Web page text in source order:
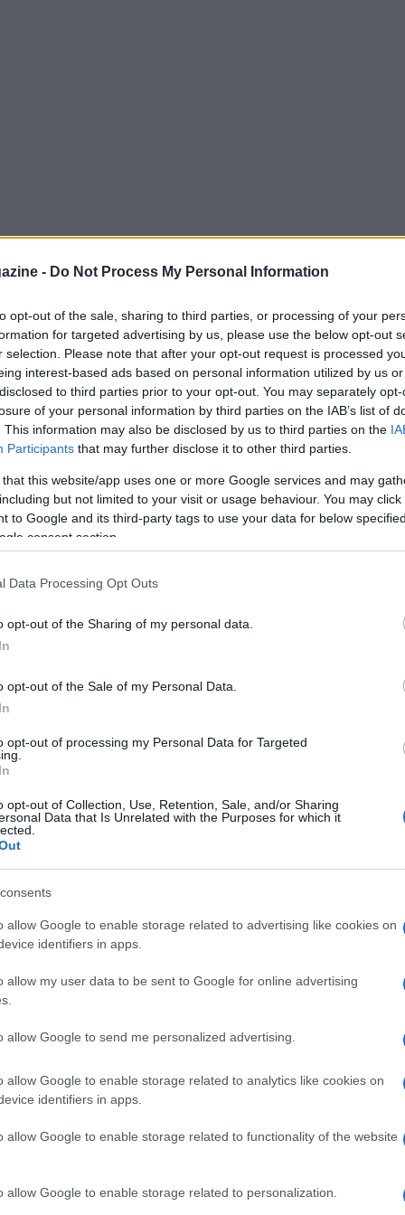
- Do Not Process My Personal Information
opt-out of the sale, sharing to third parties, or processing of your
for targeted advertising by us, please use the below opt-out
selection. Please note that after your opt-out request is processed
interest-based ads based on personal information utilized by us
to third parties prior to your opt-out. You may separately
of your personal information by third parties on the IAB’s list of
This information may also be disclosed by us to third parties on the
Participants that may further disclose it to other third parties.
that this website/app uses one or more Google services and may
but not limited to your visit or usage behaviour. You may
to Google and its third-party tags to use your data for below
consent section.
Data Processing Opt Outs
opt-out of the Sharing of my personal data.
opt-out of the Sale of my Personal Data.
opt-out of processing my Personal Data for Targeted
opt-out of Collection, Use, Retention, Sale, and/or Sharing
Data that Is Unrelated with the Purposes for which it
allow Google to enable storage related to advertising like cookies on
identifiers in apps.
allow my user data to be sent to Google for online advertising
allow Google to send me personalized advertising.
allow Google to enable storage related to analytics like cookies on
identifiers in apps.
allow Google to enable storage related to functionality of the website
allow Google to enable storage related to personalization.
propone tre confronti a eliminazione
ai quarti:Inghilterracontro DR
controBosnia e Herzegovina. Queste
della manifestazione e vedono in
È inoltre possibile partecipare alle
il promo codeFOXSPORTSper
includono orari, sedi e coperture
programmato alle 20:00 ET alSan
Inghilterra–DR Congo si gioca alle 12:00 ET
alle 16:00 ET al Seattle Stadium. Gli
via
i canali indicati.
punti chiave e protagonisti
sorprendente corsa del Congo, che ha
dal
Kane resta il riferimento in fase